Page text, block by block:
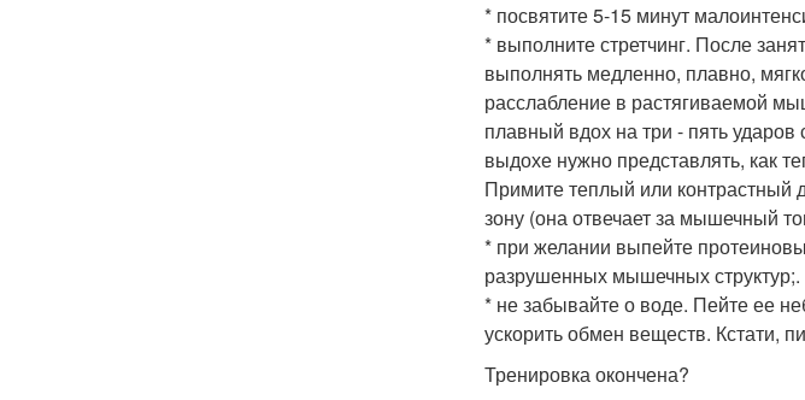
* посвятите 5-15 минут
* выполните стретчинг. После
выполнять медленно, плавно,
расслабление в растягиваемой
плавный вдох на три - пять
выдохе нужно представлять, как
Примите теплый или контрастный
зону (она отвечает за мышечный
* при желании выпейте
разрушенных мышечных структур;.
* не забывайте о воде. Пейте ее
ускорить обмен веществ. Кстати,
Тренировка окончена?